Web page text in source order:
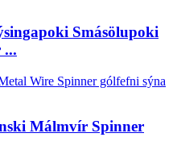
Smásölupoki
Málmvír Spinner